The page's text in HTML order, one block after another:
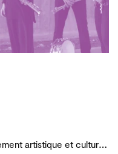
C
oncert, Développement artistique et culturel des territoires, Actions culturelles, B!ME 2024